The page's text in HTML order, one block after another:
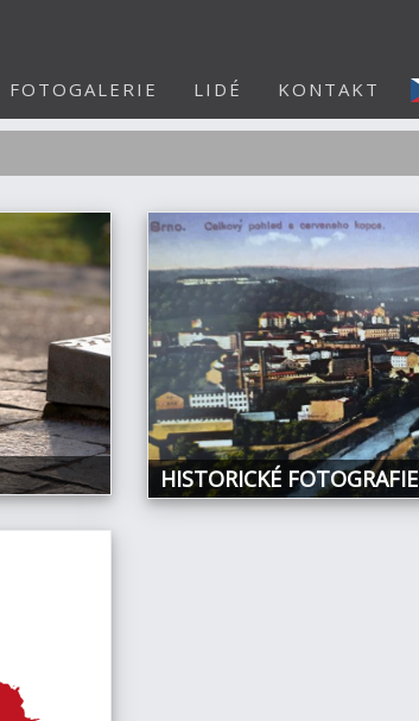
FOTOGALERIE LIDÉ KONTAKT
HISTORICKÉ FOTOGRAFIE